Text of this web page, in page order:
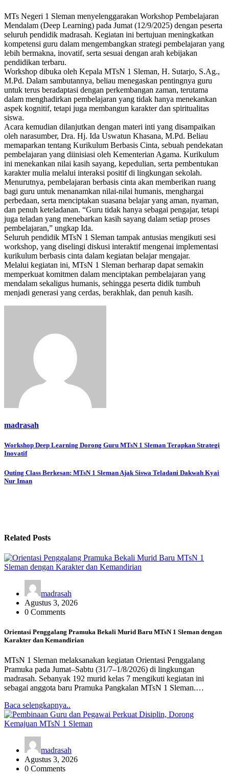
MTs Negeri 1 Sleman menyelenggarakan Workshop Pembelajaran
Mendalam (Deep Learning) pada Jumat (12/9/2025) dengan peserta
seluruh pendidik madrasah. Kegiatan ini bertujuan meningkatkan
kompetensi guru dalam mengembangkan strategi pembelajaran yang
lebih bermakna, inovatif, serta sesuai dengan arah kebijakan
pendidikan terbaru.
Workshop dibuka oleh Kepala MTsN 1 Sleman, H. Sutarjo, S.Ag.,
M.Pd. Dalam sambutannya, beliau menegaskan pentingnya guru
untuk terus beradaptasi dengan perkembangan zaman, terutama
dalam menghadirkan pembelajaran yang tidak hanya menekankan
aspek kognitif, tetapi juga membangun karakter dan spiritualitas
siswa.
Acara kemudian dilanjutkan dengan materi inti yang disampaikan
oleh narasumber, Dra. Hj. Ida Uswatun Khasana, M.Pd. Beliau
memaparkan tentang Kurikulum Berbasis Cinta, sebuah pendekatan
pembelajaran yang diinisiasi oleh Kementerian Agama. Kurikulum
ini menekankan nilai kasih sayang, kepedulian, serta pembentukan
karakter mulia melalui interaksi positif di lingkungan sekolah.
Menurutnya, pembelajaran berbasis cinta akan memberikan ruang
bagi guru untuk menanamkan nilai-nilai humanis, menghargai
perbedaan, serta menciptakan suasana belajar yang aman, nyaman,
dan penuh keteladanan. “Guru tidak hanya sebagai pengajar, tetapi
juga teladan yang menebarkan kasih sayang dalam setiap proses
pembelajaran,” ungkap Ida.
Seluruh pendidik MTsN 1 Sleman tampak antusias mengikuti sesi
workshop, yang diselingi diskusi interaktif mengenai implementasi
kurikulum berbasis cinta dalam kegiatan belajar mengajar.
Melalui kegiatan ini, MTsN 1 Sleman berharap dapat semakin
memperkuat komitmen dalam menciptakan pembelajaran yang
mendalam sekaligus humanis, sehingga peserta didik tumbuh
menjadi generasi yang cerdas, berakhlak, dan penuh kasih.
madrasah
Navigasi
Workshop Deep Learning Dorong Guru MTsN 1 Sleman Terapkan Strategi
Inovatif
Outing Class Berkesan: MTsN 1 Sleman Ajak Siswa Teladani Dakwah Kyai
Nur Iman
Related Posts
madrasah
Agustus 3, 2026
0 Comments
Orientasi Penggalang Pramuka Bekali Murid Baru MTsN 1 Sleman dengan
Karakter dan Kemandirian
MTsN 1 Sleman melaksanakan kegiatan Orientasi Penggalang
Pramuka pada Jumat–Sabtu (31/7–1/8/2026) di lingkungan
madrasah. Sebanyak 192 murid kelas 7 mengikuti kegiatan ini
sebagai anggota baru Pramuka Pangkalan MTsN 1 Sleman.…
Baca selengkapnya..
madrasah
Agustus 3, 2026
0 Comments